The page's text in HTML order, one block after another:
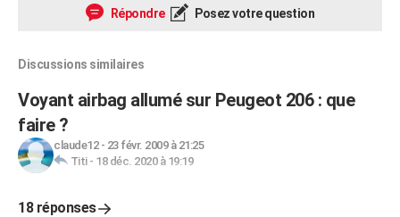
Répondre Posez votre question
Discussions similaires
Voyant airbag allumé sur Peugeot 206 : que
faire ?
claude12- 23 févr. 2009 à 21:25
Titi- 18 déc. 2020 à 19:19
18 réponses